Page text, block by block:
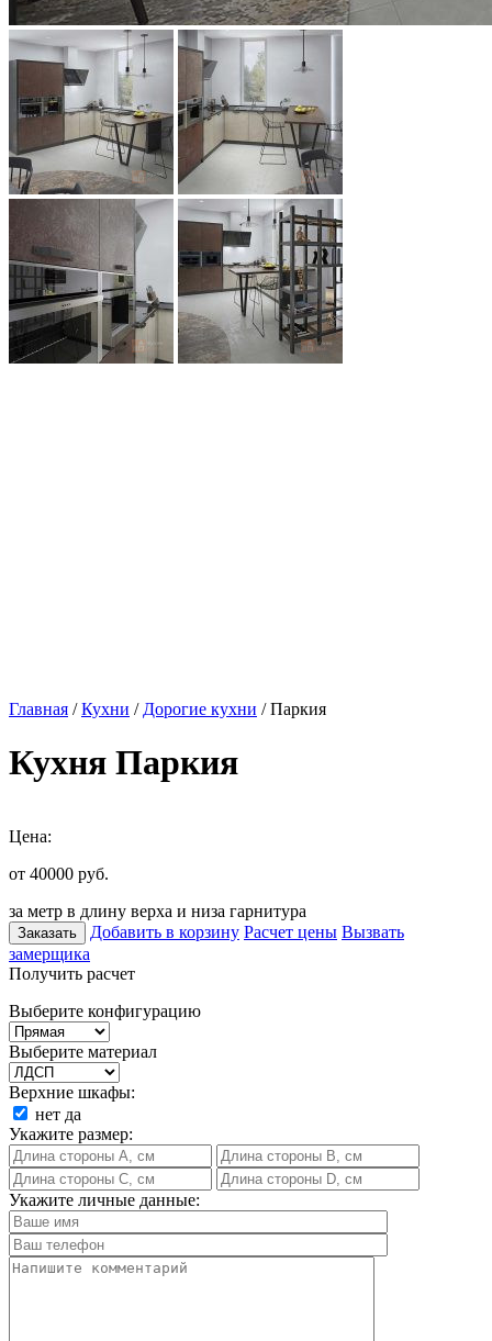
Главная /Кухни / Дорогие кухни / Паркия
Кухня Паркия
Цена:
от 40000 руб.
за метр в длину верха и низа гарнитура
Заказать Добавить в корзину Расчет цены Вызвать
замерщика
Получить расчет
Выберите конфигурацию
Выберите материал
Верхние шкафы:
нет да
Укажите размер:
Укажите личные данные: